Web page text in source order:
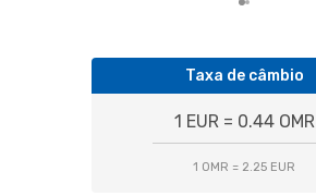
Taxa de câmbio
1 EUR = 0.44 OMR
1 OMR = 2.25 EUR